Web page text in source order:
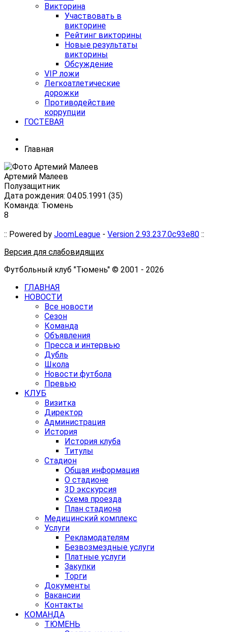
Викторина
Участвовать в
викторине
Рейтинг викторины
Новые результаты
викторины
Обсуждение
VIP ложи
Легкоатлетические
дорожки
Противодействие
коррупции
ГОСТЕВАЯ
Главная
Артемий Малеев
Полузащитник
Дата рождения: 04.05.1991 (35)
Команда: Тюмень
8
:: Powered by JoomLeague - Version 2.93.237.0c93e80 ::
Версия для слабовидящих
Футбольный клуб "Тюмень" © 2001 - 2026
ГЛАВНАЯ
НОВОСТИ
Все новости
Сезон
Команда
Объявления
Пресса и интервью
Дубль
Школа
Новости футбола
Превью
КЛУБ
Визитка
Директор
Администрация
История
История клуба
Титулы
Стадион
Общая информация
О стадионе
3D экскурсия
Схема проезда
План стадиона
Медицинский комплекс
Услуги
Рекламодателям
Безвозмездные услуги
Платные услуги
Закупки
Торги
Документы
Вакансии
Контакты
КОМАНДА
ТЮМЕНЬ